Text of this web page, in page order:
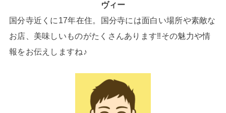
ヴィー
国分寺近くに17年在住。国分寺には面白い場所や素敵な
お店、美味しいものがたくさんあります‼その魅力や情
報をお伝えしますね♪